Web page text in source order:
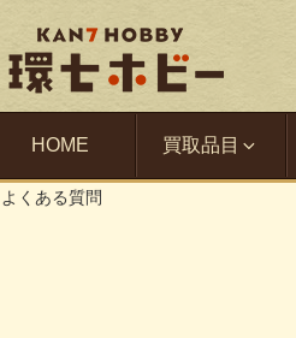
HOME 買取品目
よくある質問